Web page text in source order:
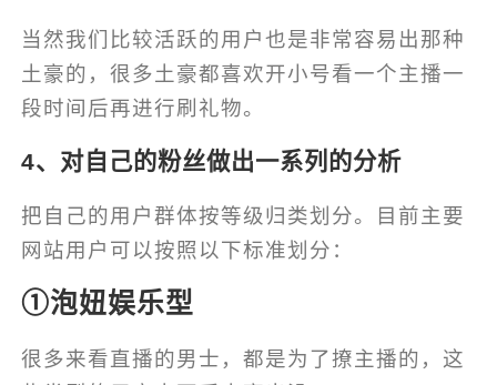
当然我们比较活跃的用户也是非常容易出那种
土豪的，很多土豪都喜欢开小号看一个主播一
段时间后再进行刷礼物。
4、对自己的粉丝做出一系列的分析
把自己的用户群体按等级归类划分。目前主要
网站用户可以按照以下标准划分：
①泡妞娱乐型
很多来看直播的男士，都是为了撩主播的，这